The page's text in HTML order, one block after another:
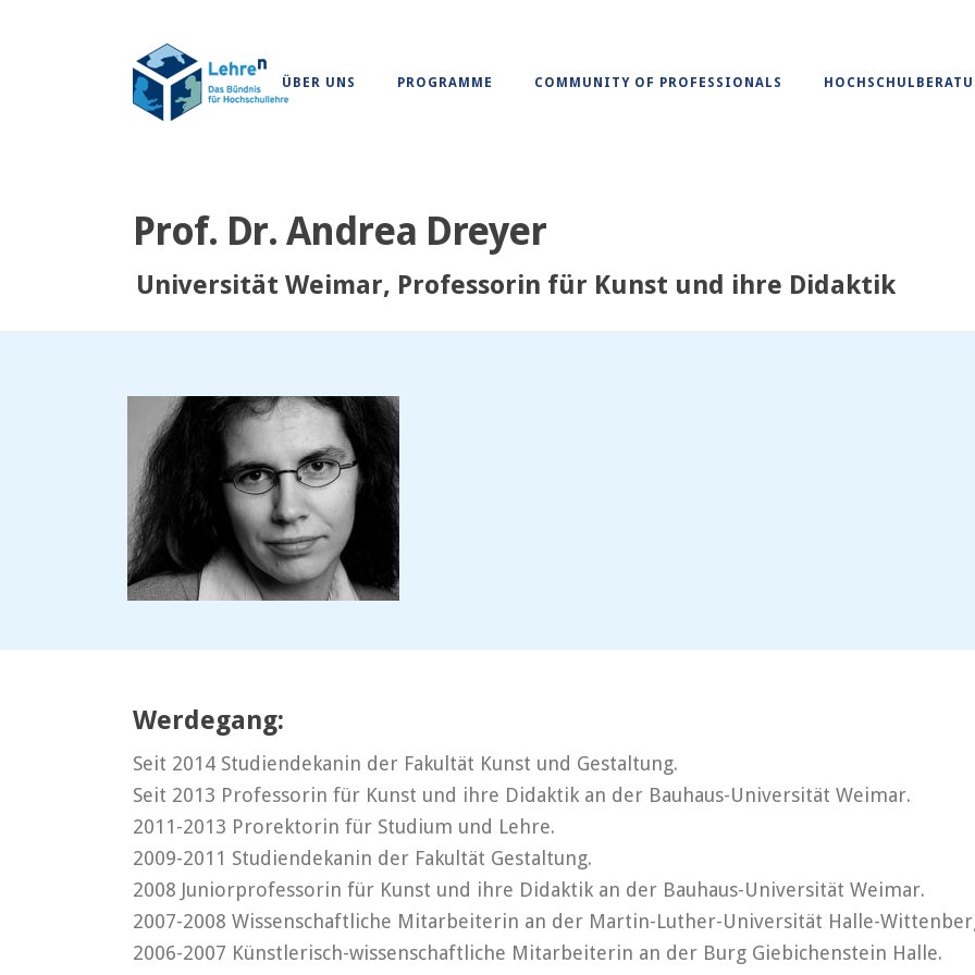
ÜBER UNS PROGRAMME COMMUNITY OF PROFESSIONALS
Prof. Dr. Andrea Dreyer
Universität Weimar, Professorin für Kunst und ihre Didaktik
Werdegang:
Seit 2014 Studiendekanin der Fakultät Kunst und Gestaltung.
Seit 2013 Professorin für Kunst und ihre Didaktik an der Bauhaus-Universität Weimar.
2011-2013 Prorektorin für Studium und Lehre.
2009-2011 Studiendekanin der Fakultät Gestaltung.
2008 Juniorprofessorin für Kunst und ihre Didaktik an der Bauhaus-Universität Weimar.
2007-2008 Wissenschaftliche Mitarbeiterin an der Martin-Luther-Universität Halle-
2006-2007 Künstlerisch-wissenschaftliche Mitarbeiterin an der Burg Giebichenstein Halle.